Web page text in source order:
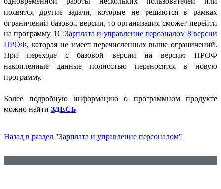
появятся другие задачи, которые не решаются в рамках
ограничений базовой версии, то организация сможет перейти
на программу 1С:Зарплата и управление персоналом 8 версии
ПРОФ, которая не имеет перечисленных выше ограничений.
При переходе с базовой версии на версию ПРОФ
накопленные данные полностью переносятся в новую
программу.
Более подробную информацию о программном продукте
можно найти ЗДЕСЬ
Назад в раздел "Зарплата и управление персоналом"